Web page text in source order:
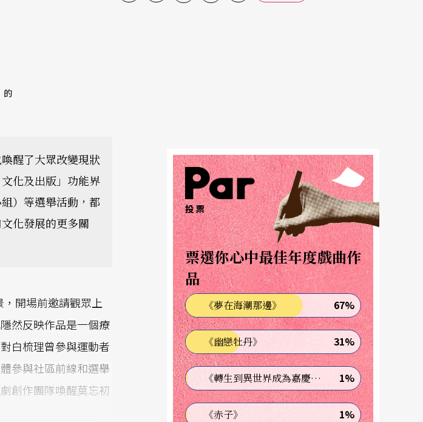
的
醒了大眾改變現狀
化及出版」功能界
）等選舉活動，都
化發展的更多關
開場前邀請觀眾上
然反映作品是一個療
白梳理曾參與運動者
參與社區前線和選舉
創作團隊喚醒莫忘初
投票
票選你心中最佳年度戲曲作
品
《夢在海潮那邊》 67%
《幽戀牡丹》 31%
《轉生到異世界成為嘉慶君—發現我的祖先是詐騙集團!?》 1%
《赤子》 1%